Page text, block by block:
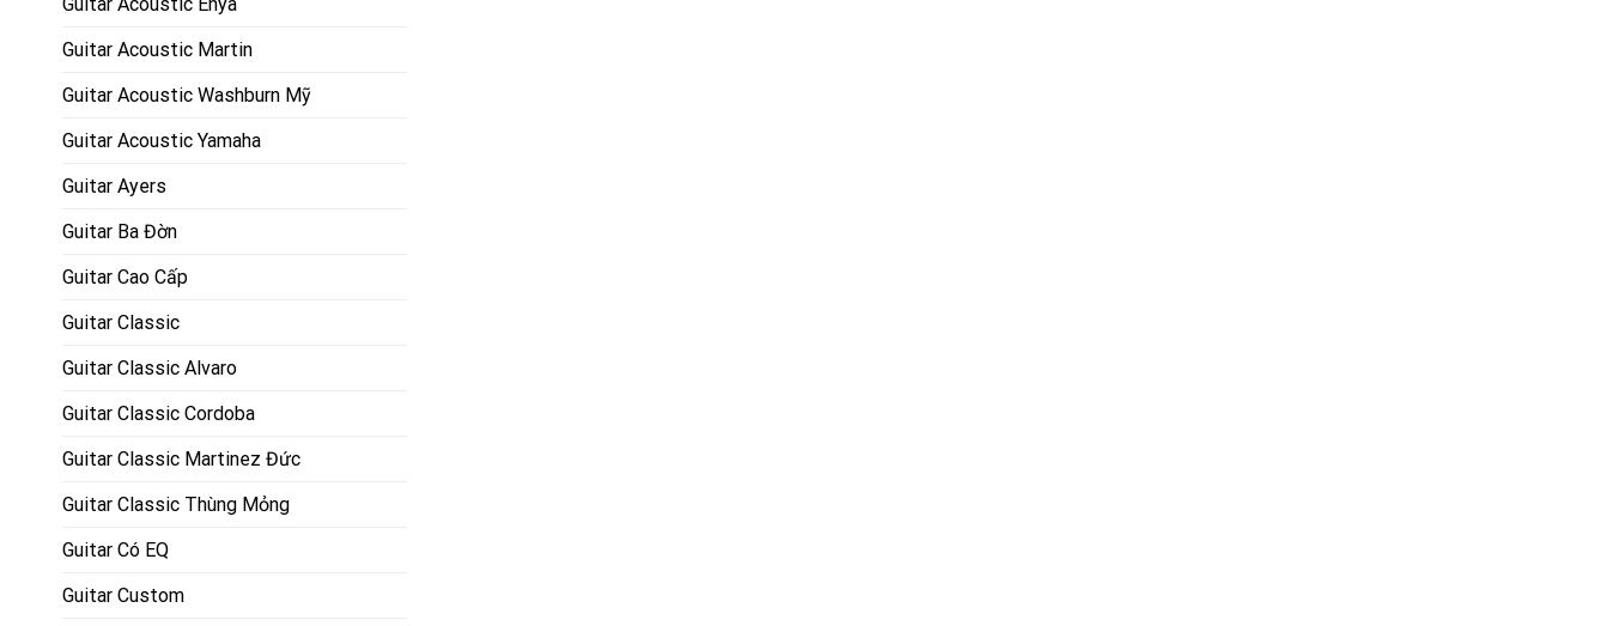
Guitar Acoustic Martin
Guitar Acoustic Washburn Mỹ
Guitar Acoustic Yamaha
Guitar Ayers
Guitar Ba Đờn
Guitar Cao Cấp
Guitar Classic
Guitar Classic Alvaro
Guitar Classic Cordoba
Guitar Classic Martinez Đức
Guitar Classic Thùng Mỏng
Guitar Có EQ
Guitar Custom